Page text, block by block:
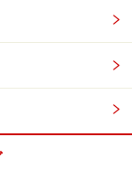
ン。左からダー
グリーン（写真